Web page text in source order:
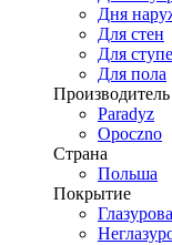
Дня
Для стен
Для
Для пола
Производитель
Paradyz
Opoczno
Страна
Польша
Покрытие